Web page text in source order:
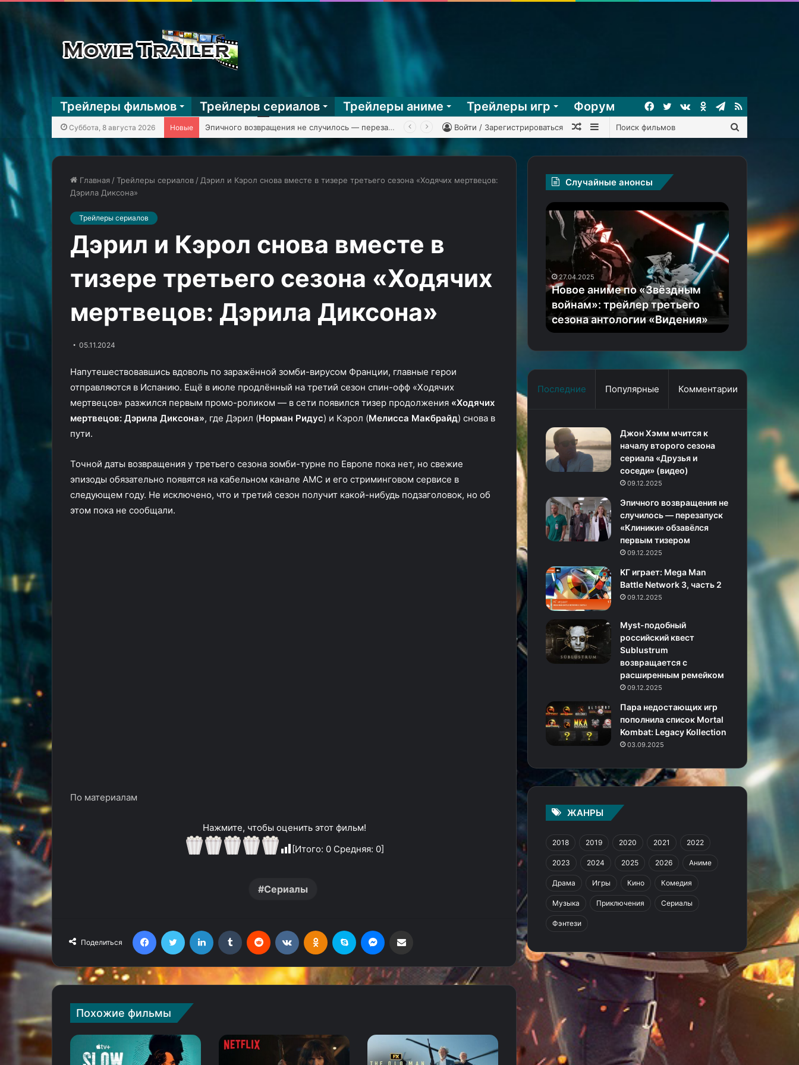
Трейлеры фильмов Трейлеры сериалов Трейлеры аниме Трейлеры игр Форум RSS
Telegram
Одноклассники
vk.com
Twitter
Facebook
Суббота, 8 августа 2026 Новые KГ игpaeт: Mega Man Battle Network 3, часть 2 Sidebar
Случайный
Войти / Зарегистрироваться
Главная /Трейлеры сериалов / Дэрил и Кэрол снова вместе в тизере третьего сезона «Ходячих мертвецов:
Дэрила Диксона»
Трейлеры сериалов
Дэрил и Кэрол снова вместе в
тизере третьего сезона «Ходячих
мертвецов: Дэрила Диксона»
05.11.2024
Напутешествовавшись вдоволь по заражённой зомби-вирусом Франции, главные герои
отправляются в Испанию. Ещё в июле продлённый на третий сезон спин-офф «Ходячих
мертвецов» разжился первым промо-роликом — в сети появился тизер продолжения «Ходячих
мертвецов: Дэрила Диксона», где Дэрил (Норман Ридус) и Кэрол (Мелисса Макбрайд) снова в
пути.
Точной даты возвращения у третьего сезона зомби-турне по Европе пока нет, но свежие
эпизоды обязательно появятся на кабельном канале AMC и его стриминговом сервисе в
следующем году. Не исключено, что и третий сезон получит какой-нибудь подзаголовок, но об
этом пока не сообщали.
По материалам
Нажмите, чтобы оценить этот фильм!
[Итого: 0Средняя: 0]
Сериалы
Поделиться
FacebookTwitter LinkedIn Tumblr Reddit ВконтактеОдноклассники
Skype
Похожие фильмы
Случайные анонсы
Третий сезон аниме «Тебе,
бессмертный» получил
коллаж
КГ играет: Игровой коллаж №
162
трейлер
пытаются
убедить
верить
критикам
21.08.2024
Адам Драйвер и трейлер
«Мегалополиса» пытаются
убедить не верить критикам
Новое
аниме
«Звёздным
войнам»:
трейлер
третьего
сезона
антологии
«Видения»
27.04.2025
Новое аниме по «Звёздным
войнам»: трейлер третьего
сезона антологии «Видения»
КГ
Xenoblade
Chronicles
Definitive
Последние Популярные Комментарии
Джон Хэмм мчится к
началу второго сезона
сериала «Друзья и
соседи» (видео)
09.12.2025
Эпичного возвращения не
случилось — перезапуск
«Клиники» обзавёлся
первым тизером
09.12.2025
KГ игpaeт: Mega Man
Battle Network 3, часть 2
09.12.2025
Myst-подобный
российский квест
Sublustrum
возвращается с
расширенным ремейком
09.12.2025
Пара недостающих игр
пополнила список Mortal
Kombat: Legacy Kollection
03.09.2025
ЖАНРЫ
2018 2019 2020 2021 2022
2023 2024 2025 2026 Аниме
Драма Игры Кино Комедия
Музыка Приключения Сериалы
Фэнтези